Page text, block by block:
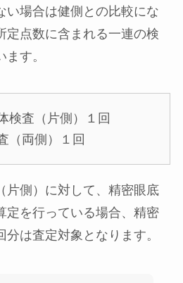
い場合は健側との比較にな
定点数に含まれる一連の検
す。
検査 （片側）
１回
（両側） １回
片側）に対して、精密眼底
定を行っている場合、精密
は査定対象となります。